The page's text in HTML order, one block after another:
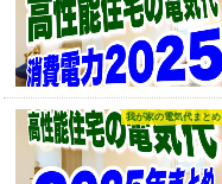
我が家の電気代まとめ